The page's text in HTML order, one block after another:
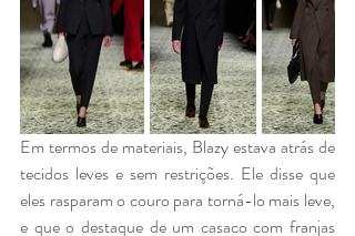
Em termos de materiais, Blazy estava atrás de
tecidos leves e sem restrições. Ele disse que
eles rasparam o couro para torná-lo mais leve,
e que o destaque de um casaco com franjas